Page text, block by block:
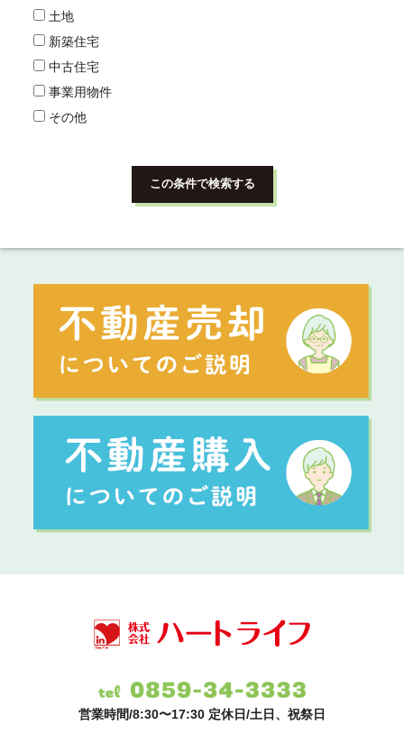
土地
新築住宅
中古住宅
事業用物件
その他
営業時間/8:30〜17:30 定休日/土日、祝祭日